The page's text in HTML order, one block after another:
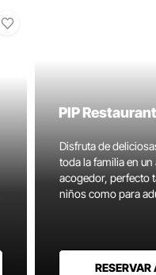
PIP Restaurant
Disfruta de
toda la familia en
acogedor, perfecto
niños como para
RESERVAR